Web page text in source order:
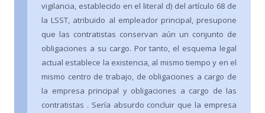
vigilancia, establecido en el literal d) del artículo 68 de
la LSST, atribuido al empleador principal, presupone
que las contratistas conservan aún un conjunto de
obligaciones a su cargo. Por tanto, el esquema legal
actual establece la existencia, al mismo tiempo y en el
mismo centro de trabajo, de obligaciones a cargo de
la empresa principal y obligaciones a cargo de las
contratistas . Sería absurdo concluir que la empresa